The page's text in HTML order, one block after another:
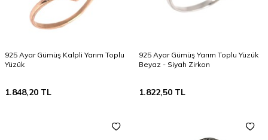
925 Ayar Gümüş Kalpli Yarım Toplu
Yüzük
1.848,20 TL
925 Ayar Gümüş Yarım Toplu Yüzük
Beyaz - Siyah Zirkon
1.822,50 TL